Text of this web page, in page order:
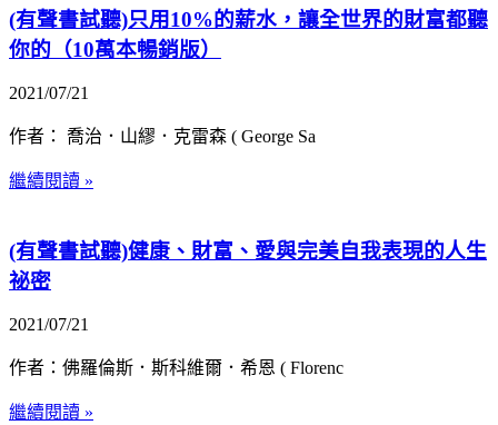
(有聲書試聽)只用10%的薪水，讓全世界的財富都聽
你的（10萬本暢銷版）
2021/07/21
作者： 喬治．山繆．克雷森 ( George Sa
繼續閱讀 »
(有聲書試聽)健康、財富、愛與完美自我表現的人生
祕密
2021/07/21
作者：佛羅倫斯．斯科維爾．希恩 ( Florenc
繼續閱讀 »